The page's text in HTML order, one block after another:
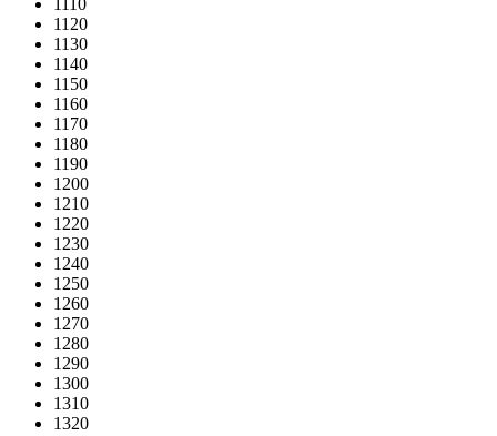
1110
1120
1130
1140
1150
1160
1170
1180
1190
1200
1210
1220
1230
1240
1250
1260
1270
1280
1290
1300
1310
1320